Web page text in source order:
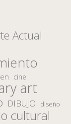
Actual
cine
art
DIBUJO diseño
cultural